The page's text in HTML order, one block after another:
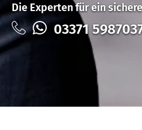
Die Experten für ein
03371